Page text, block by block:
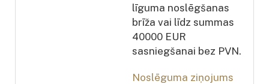
līguma noslēgšanas
brīža vai līdz summas
40000 EUR
sasniegšanai bez PVN.
Noslēguma ziņojums